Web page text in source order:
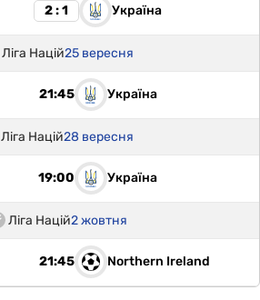
2 : 1 Україна
Ліга Націй25 вересня
21:45 Україна
Ліга Націй28 вересня
19:00 Україна
Ліга Націй2 жовтня
21:45 Northern Ireland